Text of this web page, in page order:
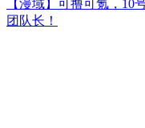
【漫域】可撸可氪，10
团队长！